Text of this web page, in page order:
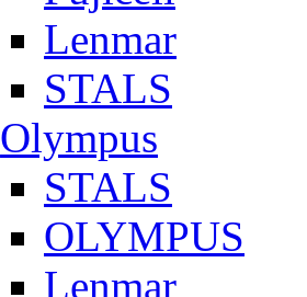
Lenmar
STALS
Olympus
STALS
OLYMPUS
Lenmar